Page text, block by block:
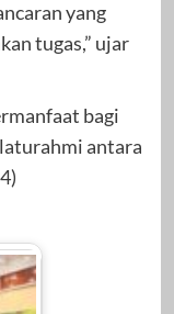
yang
tugas,” ujar
bagi
antara